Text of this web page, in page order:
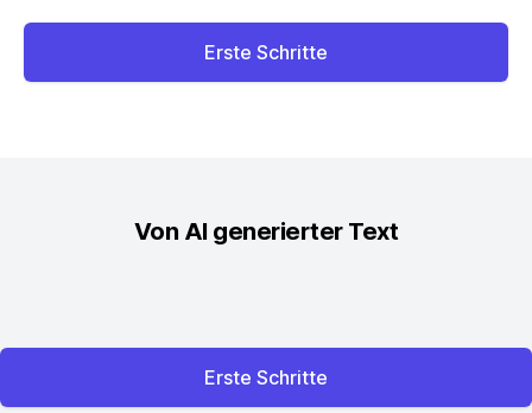
Erste Schritte
Von AI generierter Text
Erste Schritte